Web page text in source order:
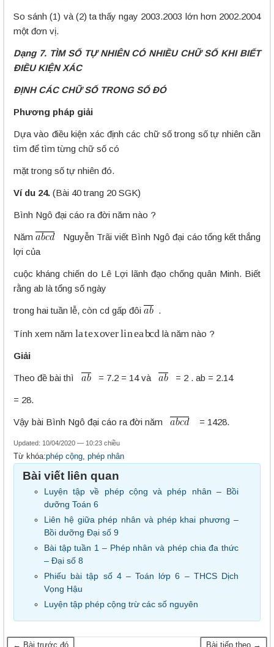
So sánh (1) và (2) ta thấy ngay 2003.2003 lớn hơn 2002.2004
một đơn vị.
Dạng 7. TÌM SỐ TỰ NHIÊN CÓ NHIỀU CHỮ SỐ KHI BIẾT
ĐIỀU KIỆN XÁC
ĐỊNH CÁC CHỮ SỐ TRONG SỐ ĐÓ
Phương pháp giải
Dựa vào điều kiện xác định các chữ số trong số tự nhiên cần
tìm để tìm từng chữ số có
mặt trong số tự nhiên đó.
Ví du 24. (Bài 40 trang 20 SGK)
Bình Ngô đại cáo ra đời năm nào ?
Năm
Nguyễn Trãi viết Bình Ngô đại cáo tổng kết thắng
lợi của
cuộc kháng chiến do Lê Lợi lãnh đạo chống quân Minh. Biết
rằng ab là tổng số ngày
trong hai tuần lễ, còn cd gấp đôi .
Tính xem năm l lin b d là năm nào ?
Giải
Theo đề bài thì = 7.2 = 14 và = 2 . ab = 2.14
= 28.
Vậy bài Bình Ngô đại cáo ra đời năm = 1428.
Updated: 10/04/2020 — 10:23 chiều
Từ khóa:phép cộng phép nhân
Bài viết liên quan
Luyện tập về phép cộng và phép nhân – Bồi
dưỡng Toán 6
Liên hệ giữa phép nhân và phép khai phương –
Bồi dưỡng Đại số 9
Bài tập tuần 1 – Phép nhân và phép chia đa thức
– Đại số 8
Phiếu bài tập số 4 – Toán lớp 6 – THCS Dịch
Vọng Hậu
Luyện tập phép cộng trừ các số nguyên
← Bài trước đó Bài tiếp theo →